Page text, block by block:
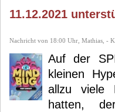
11.12.2021
Nachricht von 18:00 Uhr, Mathias, -
Auf der
kleinen
allzu viele
hatten,